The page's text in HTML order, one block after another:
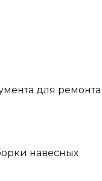
для ремонта
навесных